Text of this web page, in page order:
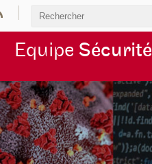
Equipe Sécurité